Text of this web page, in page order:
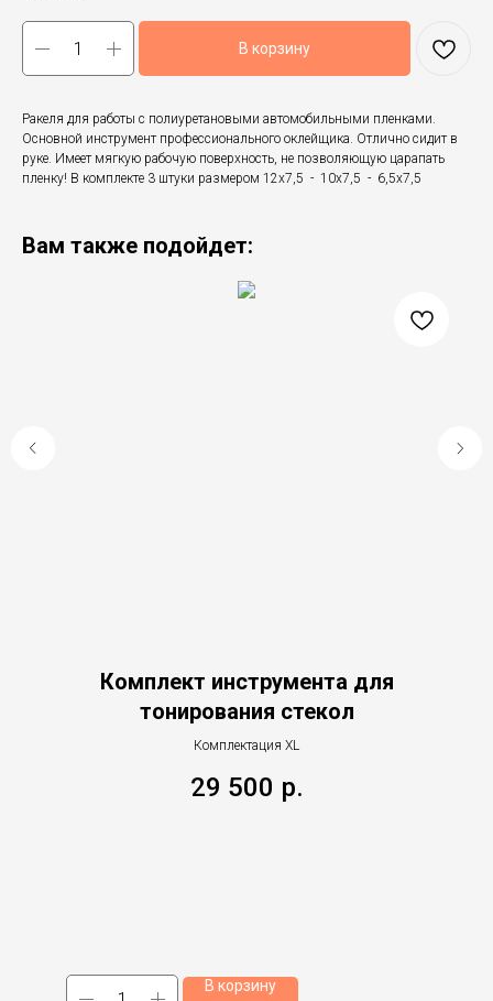
В корзину
Ракеля для работы с полиуретановыми автомобильными пленками.
Основной инструмент профессионального оклейщика. Отлично сидит в
руке. Имеет мягкую рабочую поверхность, не позволяющую царапать
пленку! В комплекте 3 штуки размером 12х7,5 - 10х7,5 - 6,5х7,5
Вам также подойдет:
Комплект инструмента для
тонирования стекол
Комплектация XL
29 500 р.
В корзину